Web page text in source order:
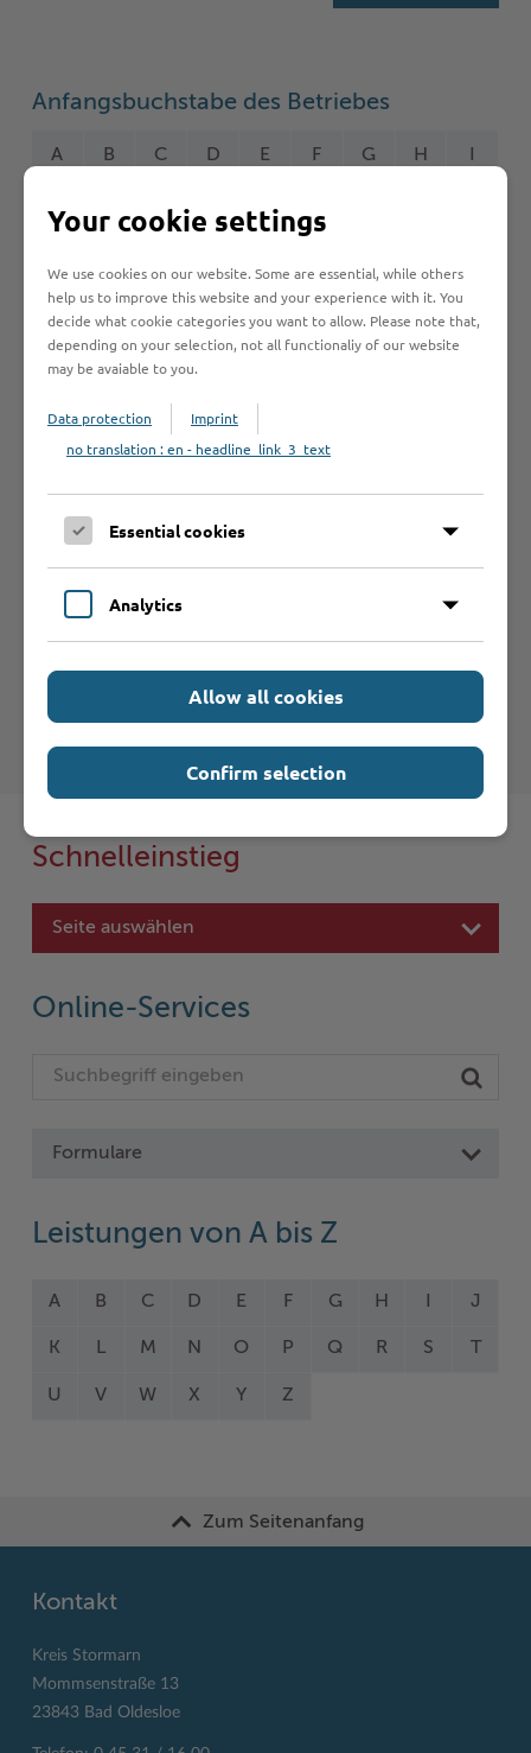
Anfangsbuchstabe des Betriebes
A B C D E F G H
J N
Betrieb anmelden
Sie vermissen einen Eintrag in der Liste? Melden Sie
Ihren Betrieb in 3 einfachen Schritten an.
Haftungsauschluss
Internet-Seiten entnehmen Sie bitte den
Nutzungsbedingungen
Schnelleinstieg
Seite auswählen
Online-Services
Formulare
Leistungen von A bis Z
A B C D E F G H J
K L M N O P Q R S T
U V W X Y Z
Zum Seitenanfang
Kontakt
Kreis Stormarn
Mommsenstraße 13
23843 Bad Oldesloe
Your cookie settings
We use cookies on our website. Some are essential, while others
help us to improve this website and your experience with it. You
decide what cookie categories you want to allow. Please note that,
depending on your selection, not all functionaliy of our website
may be avaiable to you.
Data protection
Imprint
no translation : en - headline_link_3_text
Essential cookies
Analytics
Allow all cookies
Confirm selection